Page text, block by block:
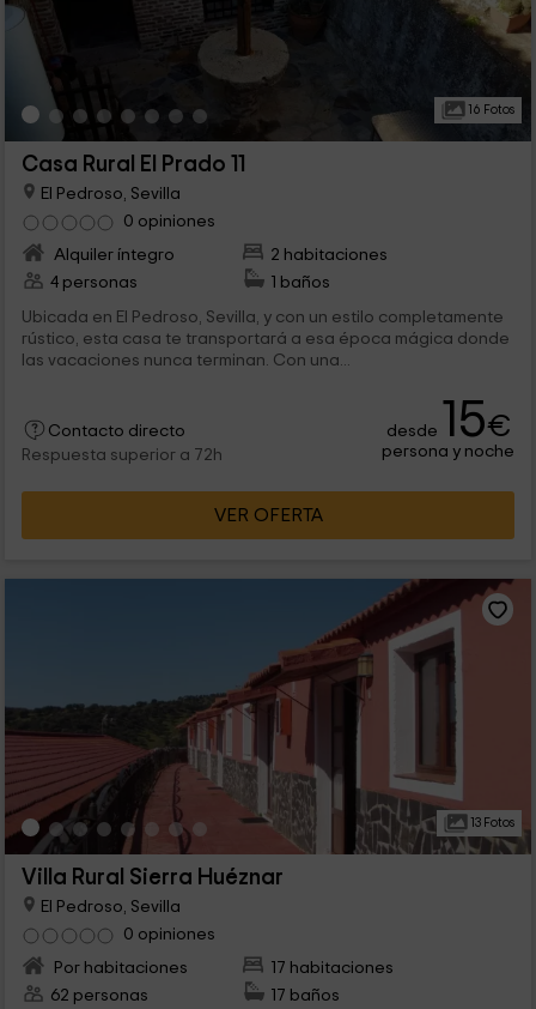
16 Fotos
Casa Rural El Prado 11
El Pedroso, Sevilla
0 opiniones
Alquiler íntegro
2 habitaciones
4 personas
1 baños
Ubicada en El Pedroso, Sevilla, y con un estilo completamente
rústico, esta casa te transportará a esa época mágica donde
las vacaciones nunca terminan. Con una...
Contacto directo
Respuesta superior a 72h
desde 15€
persona y noche
VER OFERTA
13 Fotos
Villa Rural Sierra Huéznar
El Pedroso, Sevilla
0 opiniones
Por habitaciones
17 habitaciones
62 personas
17 baños